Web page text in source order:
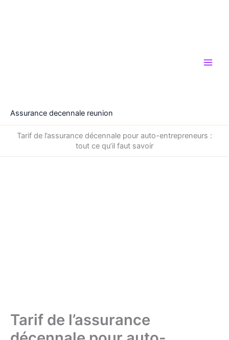
Assurance decennale reunion
Tarif de l’assurance décennale pour auto-entrepreneurs :
tout ce qu’il faut savoir
Tarif de l’assurance